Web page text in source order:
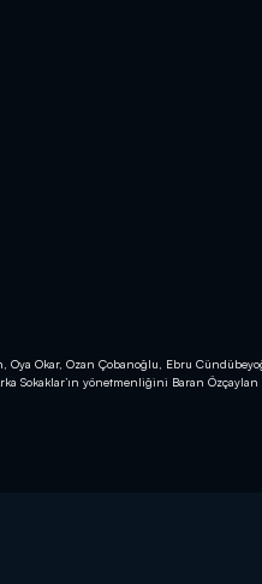
Oya Okar, Ozan Çobanoğlu, Ebru
Sokaklar’ın yönetmenliğini Baran Özçaylan